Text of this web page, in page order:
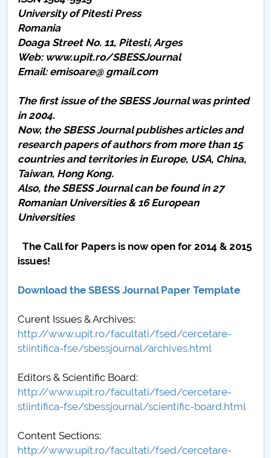
Nr. de telefon si adrese Facultăți
Admission
Senate
Faculties
Studenți
Ghiduri pentru STUDENȚI
International Relations
PNRR
Proiect(PRIM STUD)
Proiect SU-ETIC
Personal data protection
UPIT for the community
IOSUD/CSUD – PhD studies
University of Pitesti Press
Romania
Doaga Street No. 11, Pitesti, Arges
Web: www.upit.ro/SBESSJournal
Email: emisoare@ gmail.com
The first issue of the SBESS Journal was printed
in 2004.
Now, the SBESS Journal publishes articles and
research papers of authors from more than 15
countries and territories in Europe, USA, China,
Taiwan, Hong Kong.
Also, the SBESS Journal can be found in 27
Romanian Universities & 16 European
Universities
The Call for Papers is now open for 2014 & 2015
issues!
Download the SBESS Journal Paper Template
Curent Issues & Archives:
http://www.upit.ro/facultati/fsed/cercetare-
stiintifica-fse/sbessjournal/archives.html
Editors & Scientific Board:
http://www.upit.ro/facultati/fsed/cercetare-
stiintifica-fse/sbessjournal/scientific-board.html
Content Sections:
http://www.upit.ro/facultati/fsed/cercetare-